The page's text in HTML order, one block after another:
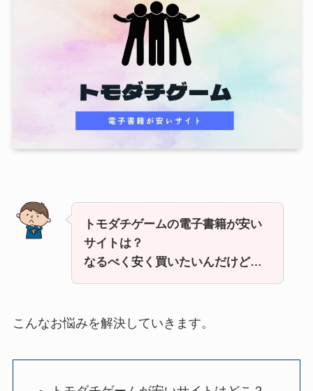
トモダチゲームの電子書籍が安い
サイトは？
なるべく安く買いたいんだけど…
こんなお悩みを解決していきます。